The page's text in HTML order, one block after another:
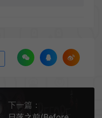
下一篇：